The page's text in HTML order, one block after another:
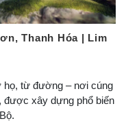
Thanh Hóa | Lim
họ, từ đường – nơi cúng
được xây dựng phổ biến